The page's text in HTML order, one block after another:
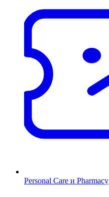
Personal Care и Pharmacy